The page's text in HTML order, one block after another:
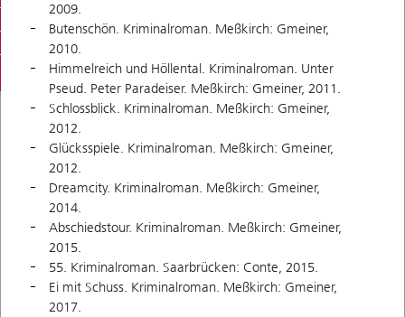
2009.
Butenschön. Kriminalroman. Meßkirch: Gmeiner,
2010.
Himmelreich und Höllental. Kriminalroman. Unter
Pseud. Peter Paradeiser. Meßkirch: Gmeiner, 2011.
Schlossblick. Kriminalroman. Meßkirch: Gmeiner,
2012.
Glücksspiele. Kriminalroman. Meßkirch: Gmeiner,
2012.
Dreamcity. Kriminalroman. Meßkirch: Gmeiner,
2014.
Abschiedstour. Kriminalroman. Meßkirch: Gmeiner,
2015.
55. Kriminalroman. Saarbrücken: Conte, 2015.
Ei mit Schuss. Kriminalroman. Meßkirch: Gmeiner,
2017.